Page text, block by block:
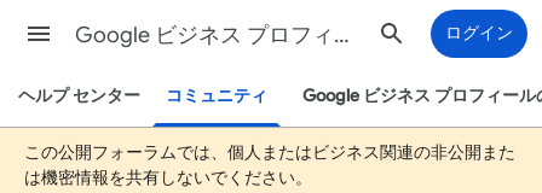
Google ビジネス プロフィール ヘルプ ログイン
ヘルプ センター コミュニティ Google ビジネス プロフィー
この公開フォーラムでは、個人またはビジネス関連の非公開また
は機密情報を共有しないでください。